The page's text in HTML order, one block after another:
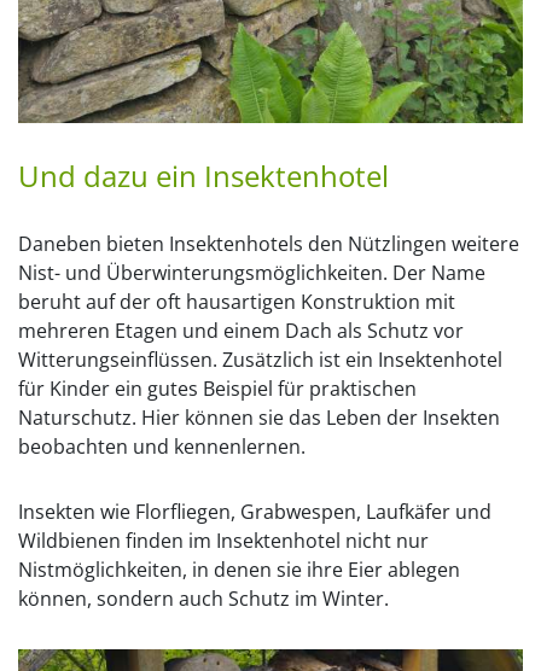
Und dazu ein Insektenhotel
Daneben bieten Insektenhotels den Nützlingen weitere
Nist- und Überwinterungsmöglichkeiten. Der Name
beruht auf der oft hausartigen Konstruktion mit
mehreren Etagen und einem Dach als Schutz vor
Witterungseinflüssen. Zusätzlich ist ein Insektenhotel
für Kinder ein gutes Beispiel für praktischen
Naturschutz. Hier können sie das Leben der Insekten
beobachten und kennenlernen.
Insekten wie Florfliegen, Grabwespen, Laufkäfer und
Wildbienen finden im Insektenhotel nicht nur
Nistmöglichkeiten, in denen sie ihre Eier ablegen
können, sondern auch Schutz im Winter.